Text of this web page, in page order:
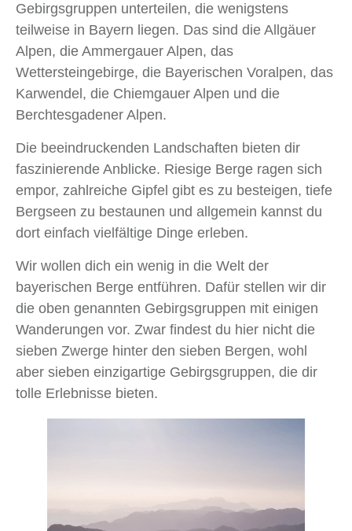
Gebirgsgruppen unterteilen, die wenigstens
teilweise in Bayern liegen. Das sind die Allgäuer
Alpen, die Ammergauer Alpen, das
Wettersteingebirge, die Bayerischen Voralpen, das
Karwendel, die Chiemgauer Alpen und die
Berchtesgadener Alpen.
Die beeindruckenden Landschaften bieten dir
faszinierende Anblicke. Riesige Berge ragen sich
empor, zahlreiche Gipfel gibt es zu besteigen, tiefe
Bergseen zu bestaunen und allgemein kannst du
dort einfach vielfältige Dinge erleben.
Wir wollen dich ein wenig in die Welt der
bayerischen Berge entführen. Dafür stellen wir dir
die oben genannten Gebirgsgruppen mit einigen
Wanderungen vor. Zwar findest du hier nicht die
sieben Zwerge hinter den sieben Bergen, wohl
aber sieben einzigartige Gebirgsgruppen, die dir
tolle Erlebnisse bieten.